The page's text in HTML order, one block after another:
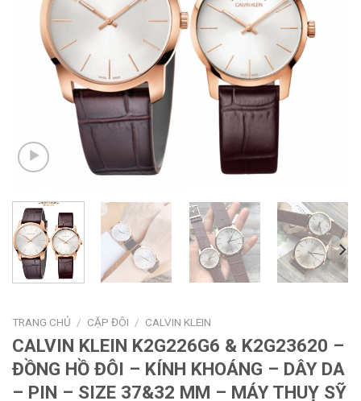
TRANG CHỦ / CẶP ĐÔI / CALVIN KLEIN
CALVIN KLEIN K2G226G6 & K2G23620 –
ĐỒNG HỒ ĐÔI – KÍNH KHOÁNG – DÂY DA
– PIN – SIZE 37&32 MM – MÁY THUỴ SỸ